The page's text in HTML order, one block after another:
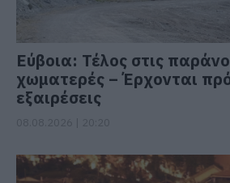
Εύβοια: Τέλος στις
χωματερές – Έρχονται
εξαιρέσεις